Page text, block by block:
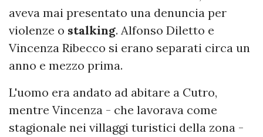
aveva mai presentato una denuncia per
violenze o stalking. Alfonso Diletto e
Vincenza Ribecco si erano separati circa un
anno e mezzo prima.
L'uomo era andato ad abitare a Cutro,
mentre Vincenza - che lavorava come
stagionale nei villaggi turistici della zona -